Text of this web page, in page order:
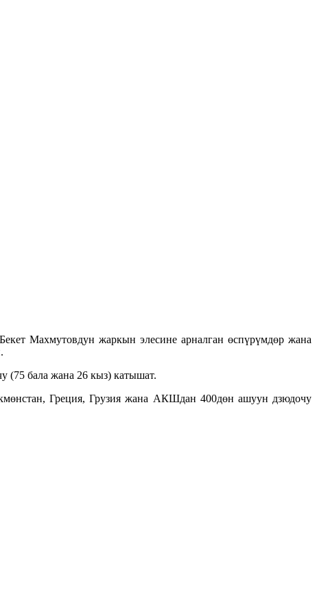
Махмутовдун жаркын элесине арналган өспүрүмдөр жана
(75 бала жана 26 кыз) катышат.
Греция, Грузия жана АКШдан 400дөн ашуун дзюдочу